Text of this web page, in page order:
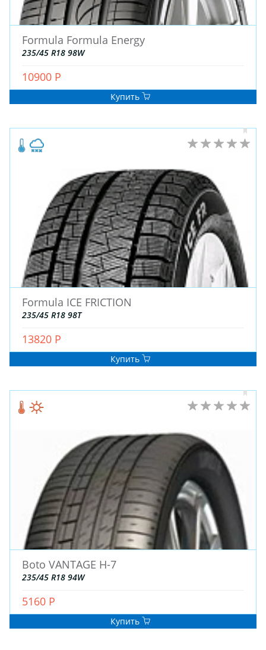
ДЛЯ ГРУЗОВЫХ АВТО
ЛИТЫЕ
ШТАМПОВАНЫЕ
ДЛЯ ГРУЗОВЫХ АВТО
ДЛЯ ГРУЗОВЫХ АВТО
ДЛЯ ЛЕГКОВЫХ АВТО
ШИНЫ
Formula Formula Energy
235/45 R18 98W
10900 Р
Купить
Formula ICE FRICTION
235/45 R18 98T
13820 Р
Купить
Boto VANTAGE H-7
235/45 R18 94W
5160 Р
Купить